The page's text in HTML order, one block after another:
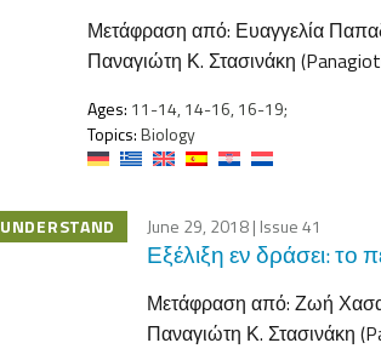
Μετάφραση από: Ευαγγελία
Παναγιώτη Κ. Στασινάκη
Ages: 11-14, 14-16, 16-19;
Topics:Biology
UNDERSTAND June 29, 2018| Issue 41
Εξέλιξη εν δράσει:
Μετάφραση από: Ζωή
Παναγιώτη Κ. Στασινάκη